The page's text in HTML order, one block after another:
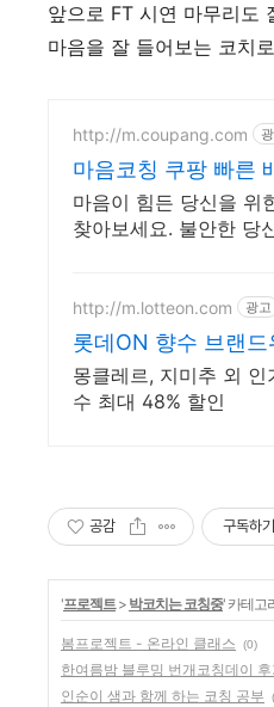
앞으로 FT 시연 마무리도
마음을 잘 들어보는 코치
http://m.coupang.com
마음코칭 쿠팡 빠른
마음이 힘든 당신을 위
찾아보세요. 불안한 당
http://m.lotteon.com 광고
롯데ON 향수 브랜드
몽클레르, 지미추 외 인
수 최대 48% 할인
공감 구독하기
'프로젝트> 박코치는 코칭중' 카테고
봄프로젝트 - 온라인 클래스 (0)
한여름밤 블루밍 번개코칭데이 후
인순이 샘과 함께 하는 코칭 공부